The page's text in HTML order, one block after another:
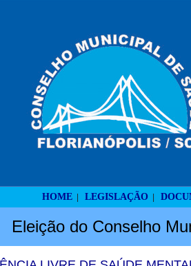
HOME LEGISLAÇÃO
Eleição do Conselho